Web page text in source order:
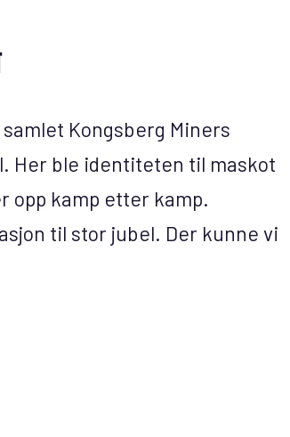
Kongsberg Miners
Her ble identiteten til maskot
opp kamp etter kamp.
til stor jubel. Der kunne vi